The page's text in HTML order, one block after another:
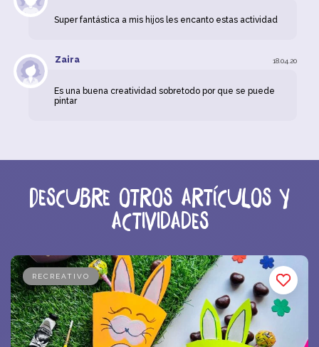
Super fantástica a mis hijos les encanto estas actividad
Zaira 18.04.20
Es una buena creatividad sobretodo por que se puede
pintar
Descubre otros artículos y
actividades
RECREATIVO